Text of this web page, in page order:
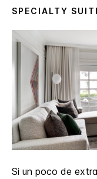
Si un poco de